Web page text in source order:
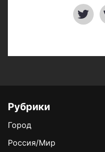
Рубрики
Город
Россия/Мир